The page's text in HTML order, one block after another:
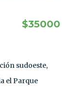
$35000
sudoeste,
el Parque